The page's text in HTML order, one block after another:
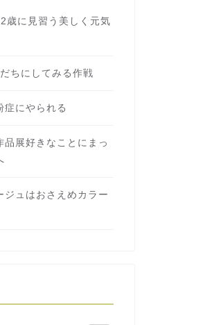
歳に見習う美しく元気
ちにしてみる作戦
症にやられる
品展好きなことにまっ
ジュはおさえめカラー